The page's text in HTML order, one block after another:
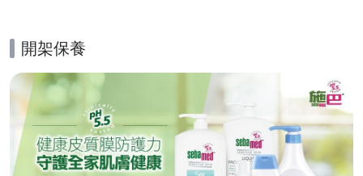
開架保養